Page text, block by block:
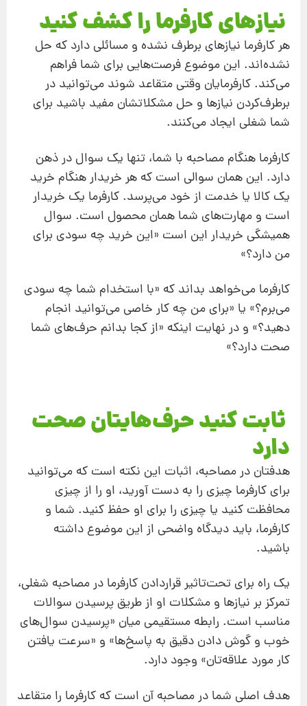
نیازهای کارفرما را کشف کنید
هر کارفرما نیازهای برطرف نشده و مسائلی دارد که حل
نشده‌اند. این موضوع فرصت‌هایی برای شما فراهم
می‌کند. کارفرمایان وقتی متقاعد شوند می‌توانید در
برطرف‌کردن نیازها و حل مشکلاتشان مفید باشید برای
شما شغلی ایجاد می‌کنند.
کارفرما هنگام مصاحبه با شما، تنها یک سوال در ذهن
دارد. این همان سوالی است که هر خریدار هنگام خرید
یک کالا یا خدمت از خود می‌پرسد. کارفرما یک خریدار
است و مهارت‌های شما همان محصول است. سوال
همیشگی خریدار این است «این خرید چه سودی برای
من دارد؟»
کارفرما می‌خواهد بداند که «با استخدام شما چه سودی
می‌برم؟» یا «برای من چه کار خاصی می‌توانید انجام
دهید؟» و در نهایت اینکه «از کجا بدانم حرف‌های شما
صحت دارد؟»
ثابت کنید حرف‌هایتان صحت
دارد
هدفتان در مصاحبه، اثبات این نکته است که می‌توانید
برای کارفرما چیزی را به دست آورید، او را از چیزی
محافظت کنید یا چیزی را برای او حفظ کنید. شما و
کارفرما، باید دیدگاه واضحی از این موضوع داشته
باشید.
یک راه برای تحت‌تاثیر قراردادن کارفرما در مصاحبه شغلی،
تمرکز بر نیازها و مشکلات او از طریق پرسیدن سوالات
مناسب است. رابطه مستقیمی میان «پرسیدن سوال‌های
خوب و گوش دادن دقیق به پاسخ‌ها» و «سرعت یافتن
کار مورد علاقه‌تان» وجود دارد.
هدف اصلی شما در مصاحبه آن است که کارفرما را متقاعد